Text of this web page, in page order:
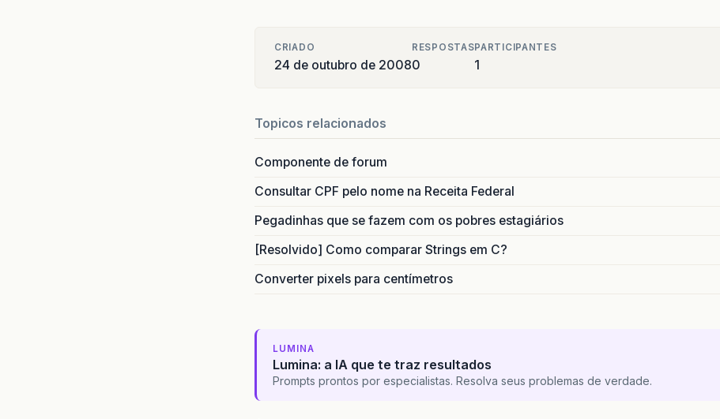
CRIADO
24 de outubro de 2008
RESPOSTAS
0
PARTICIPANTES
1
Topicos relacionados
Componente de forum
Consultar CPF pelo nome na Receita Federal
Pegadinhas que se fazem com os pobres estagiários
[Resolvido] Como comparar Strings em C?
Converter pixels para centímetros
LUMINA
Lumina: a IA que te traz resultados
Prompts prontos por especialistas. Resolva seus problemas de verdade.